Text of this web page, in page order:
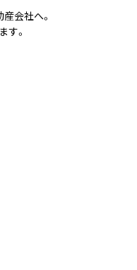
会社へ。
す。